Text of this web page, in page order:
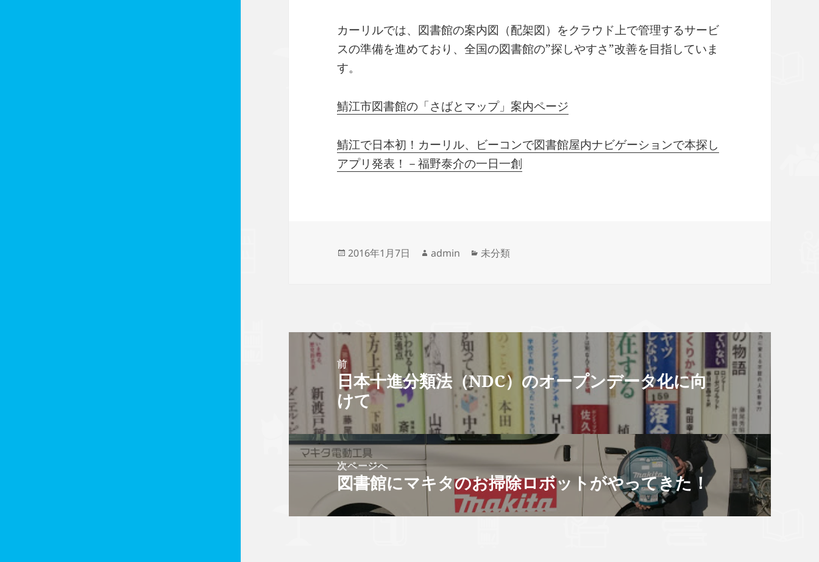
カーリルでは、図書館の案内図（配架図）をクラウド上で管理するサービ
スの準備を進めており、全国の図書館の”探しやすさ”改善を目指していま
す。
鯖江市図書館の「さばとマップ」案内ページ
鯖江で日本初！カーリル、ビーコンで図書館屋内ナビゲーションで本探し
アプリ発表！－福野泰介の一日一創
投
2016年1月7日
作
admin
カ
未分類
ビ
ゲ
ー
前
前
の
投
稿:
日本十進分類法（NDC）のオープンデータ化に向
けて
次ページへ
次
の
投
図書館にマキタのお掃除ロボットがやってきた！